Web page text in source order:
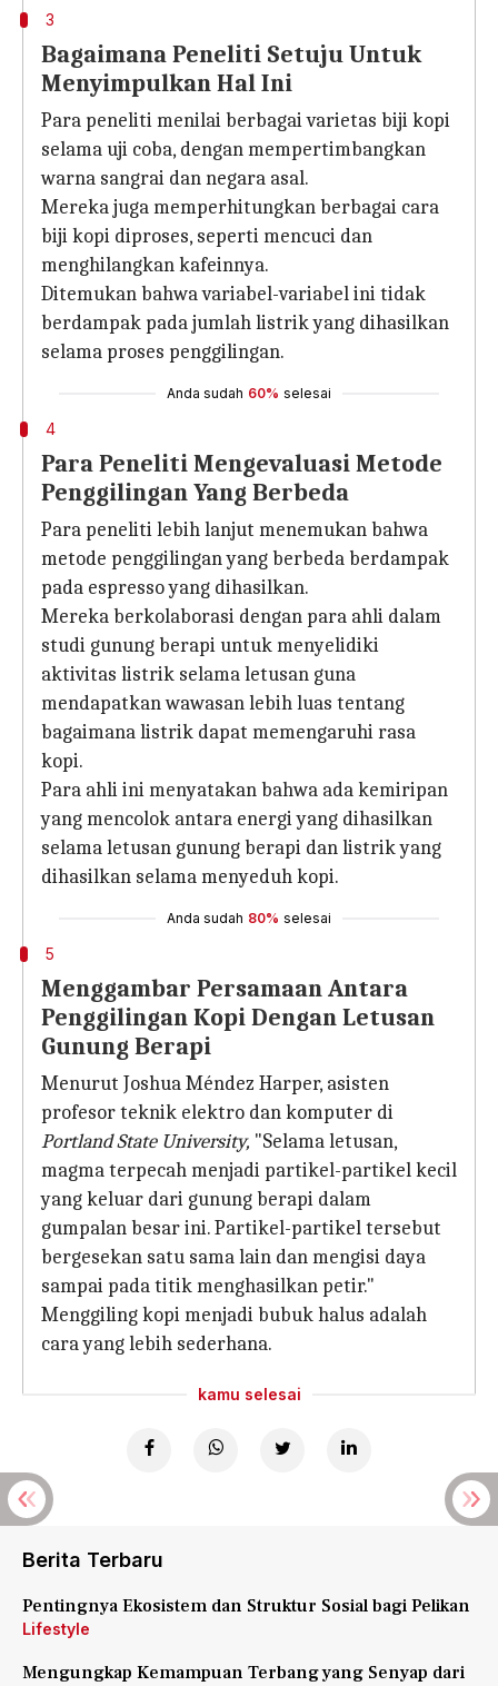
3
Bagaimana Peneliti Setuju Untuk
Menyimpulkan Hal Ini
Para peneliti menilai berbagai varietas biji kopi
selama uji coba, dengan mempertimbangkan
warna sangrai dan negara asal.
Mereka juga memperhitungkan berbagai cara
biji kopi diproses, seperti mencuci dan
menghilangkan kafeinnya.
Ditemukan bahwa variabel-variabel ini tidak
berdampak pada jumlah listrik yang dihasilkan
selama proses penggilingan.
Anda sudah 60% selesai
4
Para Peneliti Mengevaluasi Metode
Penggilingan Yang Berbeda
Para peneliti lebih lanjut menemukan bahwa
metode penggilingan yang berbeda berdampak
pada espresso yang dihasilkan.
Mereka berkolaborasi dengan para ahli dalam
studi gunung berapi untuk menyelidiki
aktivitas listrik selama letusan guna
mendapatkan wawasan lebih luas tentang
bagaimana listrik dapat memengaruhi rasa
kopi.
Para ahli ini menyatakan bahwa ada kemiripan
yang mencolok antara energi yang dihasilkan
selama letusan gunung berapi dan listrik yang
dihasilkan selama menyeduh kopi.
Anda sudah 80% selesai
5
Menggambar Persamaan Antara
Penggilingan Kopi Dengan Letusan
Gunung Berapi
Menurut Joshua Méndez Harper, asisten
profesor teknik elektro dan komputer di
Portland State University, "Selama letusan,
magma terpecah menjadi partikel-partikel kecil
yang keluar dari gunung berapi dalam
gumpalan besar ini. Partikel-partikel tersebut
bergesekan satu sama lain dan mengisi daya
sampai pada titik menghasilkan petir."
Menggiling kopi menjadi bubuk halus adalah
cara yang lebih sederhana.
kamu selesai
Berita Terbaru
Pentingnya Ekosistem dan Struktur Sosial bagi Pelikan
Lifestyle
Mengungkap Kemampuan Terbang yang Senyap dari